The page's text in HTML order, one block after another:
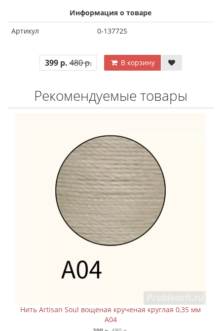
Информация о товаре
Артикул
0-137725
399 р. 480 р. В корзину
Рекомендуемые товары
0,35 мм
Нить Artisan Soul вощеная крученая